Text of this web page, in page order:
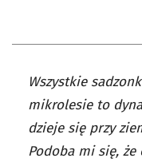
Wszystkie
mikrolesie to
dzieje się przy
Podoba mi się,